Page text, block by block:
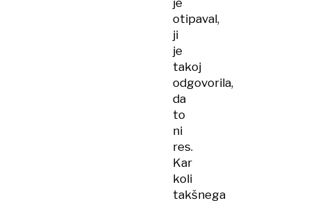
je
otipaval,
ji
je
takoj
odgovorila,
da
to
ni
res.
Kar
koli
takšnega